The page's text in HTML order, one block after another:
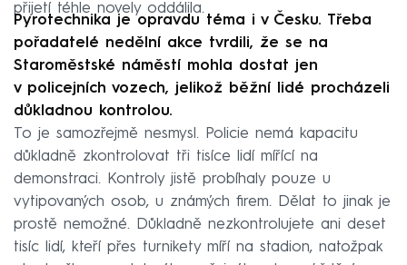
přijetí téhle novely oddálila.
Pyrotechnika je opravdu téma i v Česku. Třeba
pořadatelé nedělní akce tvrdili, že se na
Staroměstské náměstí mohla dostat jen
v policejních vozech, jelikož běžní lidé procházeli
důkladnou kontrolou.
To je samozřejmě nesmysl. Policie nemá kapacitu
důkladně zkontrolovat tři tisíce lidí mířící na
demonstraci. Kontroly jistě probíhaly pouze u
vytipovaných osob, u známých firem. Dělat to jinak je
prostě nemožné. Důkladně nezkontrolujete ani deset
tisíc lidí, kteří přes turnikety míří na stadion, natožpak